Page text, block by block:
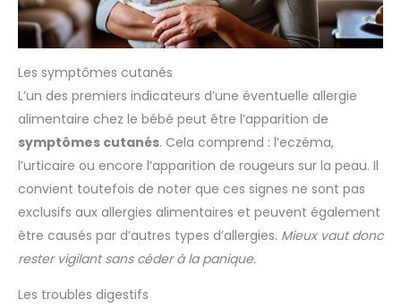
Les symptômes cutanés
L’un des premiers indicateurs d’une éventuelle allergie
alimentaire chez le bébé peut être l’apparition de
symptômes cutanés. Cela comprend : l’eczéma,
l’urticaire ou encore l’apparition de rougeurs sur la peau. Il
convient toutefois de noter que ces signes ne sont pas
exclusifs aux allergies alimentaires et peuvent également
être causés par d’autres types d’allergies. Mieux vaut donc
rester vigilant sans céder à la panique.
Les troubles digestifs